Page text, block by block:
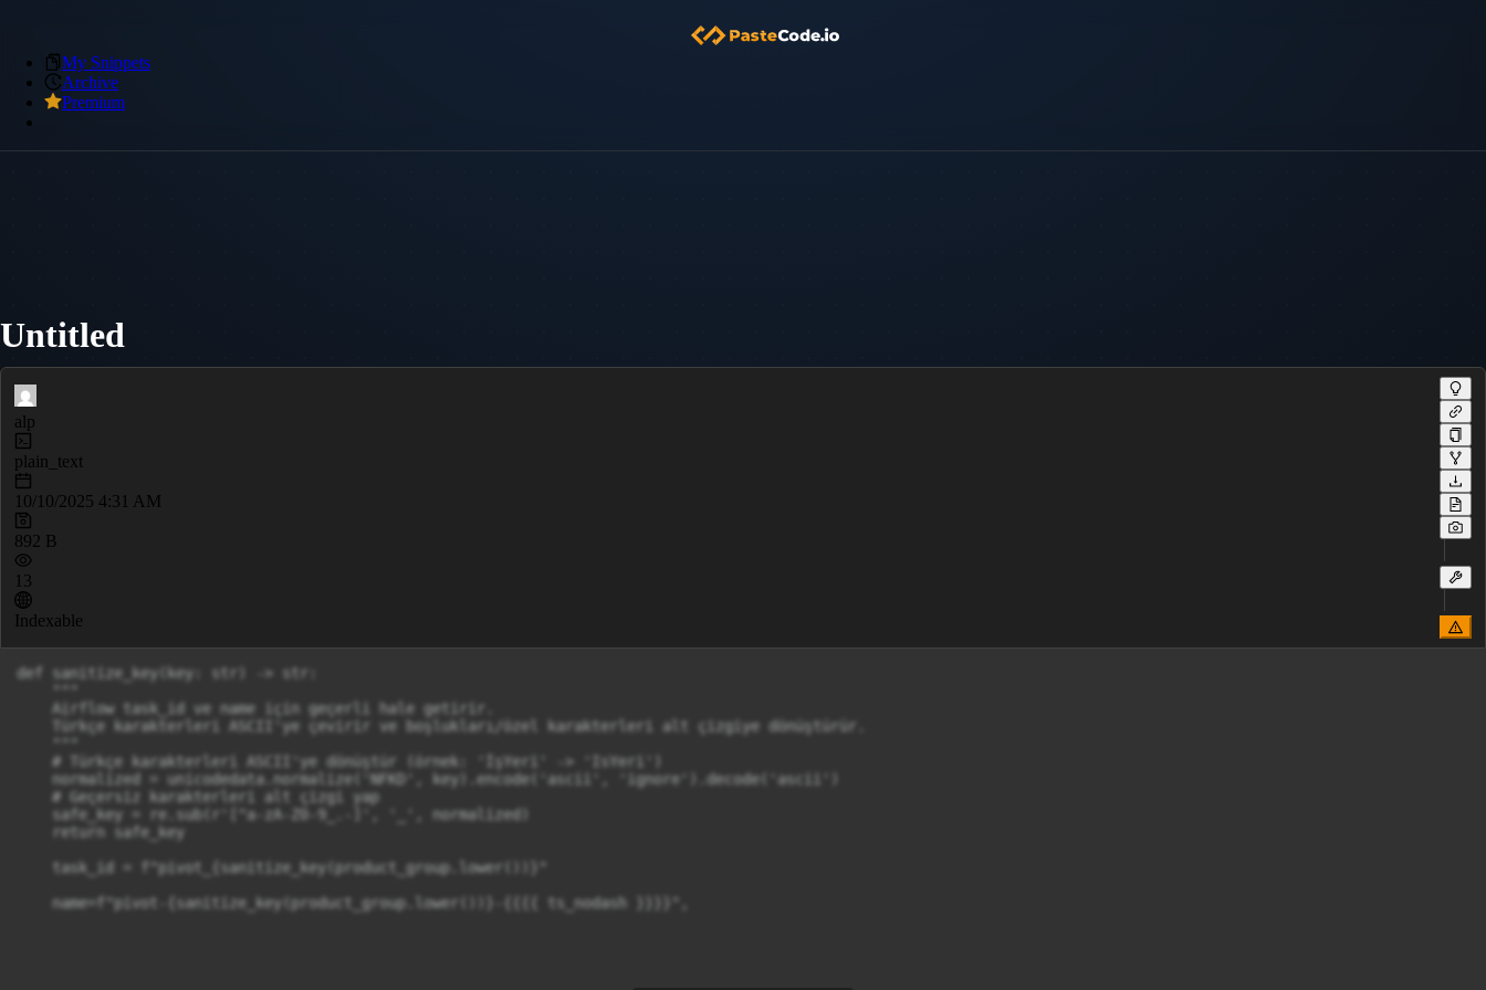
My Snippets
Archive
Premium
Untitled
alp
plain_text
10/10/2025 4:31 AM
892 B
13
Indexable
def sanitize_key(key: str) -> str:
    """
    Airflow task_id ve name için geçerli hale getirir.
    Türkçe karakterleri ASCII'ye çevirir ve boşlukları/özel karakterleri alt çizgiye dönüştürür.
    """
    # Türkçe karakterleri ASCII'ye dönüştür (örnek: 'İşYeri' -> 'IsYeri')
    normalized = unicodedata.normalize('NFKD', key).encode('ascii', 'ignore').decode('ascii')
    # Geçersiz karakterleri alt çizgi yap
    safe_key = re.sub(r'[^a-zA-Z0-9_.-]', '_', normalized)
    return safe_key
    task_id = f"pivot_{sanitize_key(product_group.lower())}"
    name=f"pivot-{sanitize_key(product_group.lower())}-{{{{ ts_nodash }}}}",